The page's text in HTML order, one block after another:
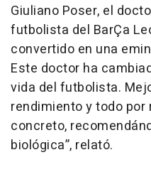
Giuliano Poser, el
futbolista del BarÇa
convertido en una
Este doctor ha
vida del futbolista.
rendimiento y todo por
concreto,
biológica”, relató.